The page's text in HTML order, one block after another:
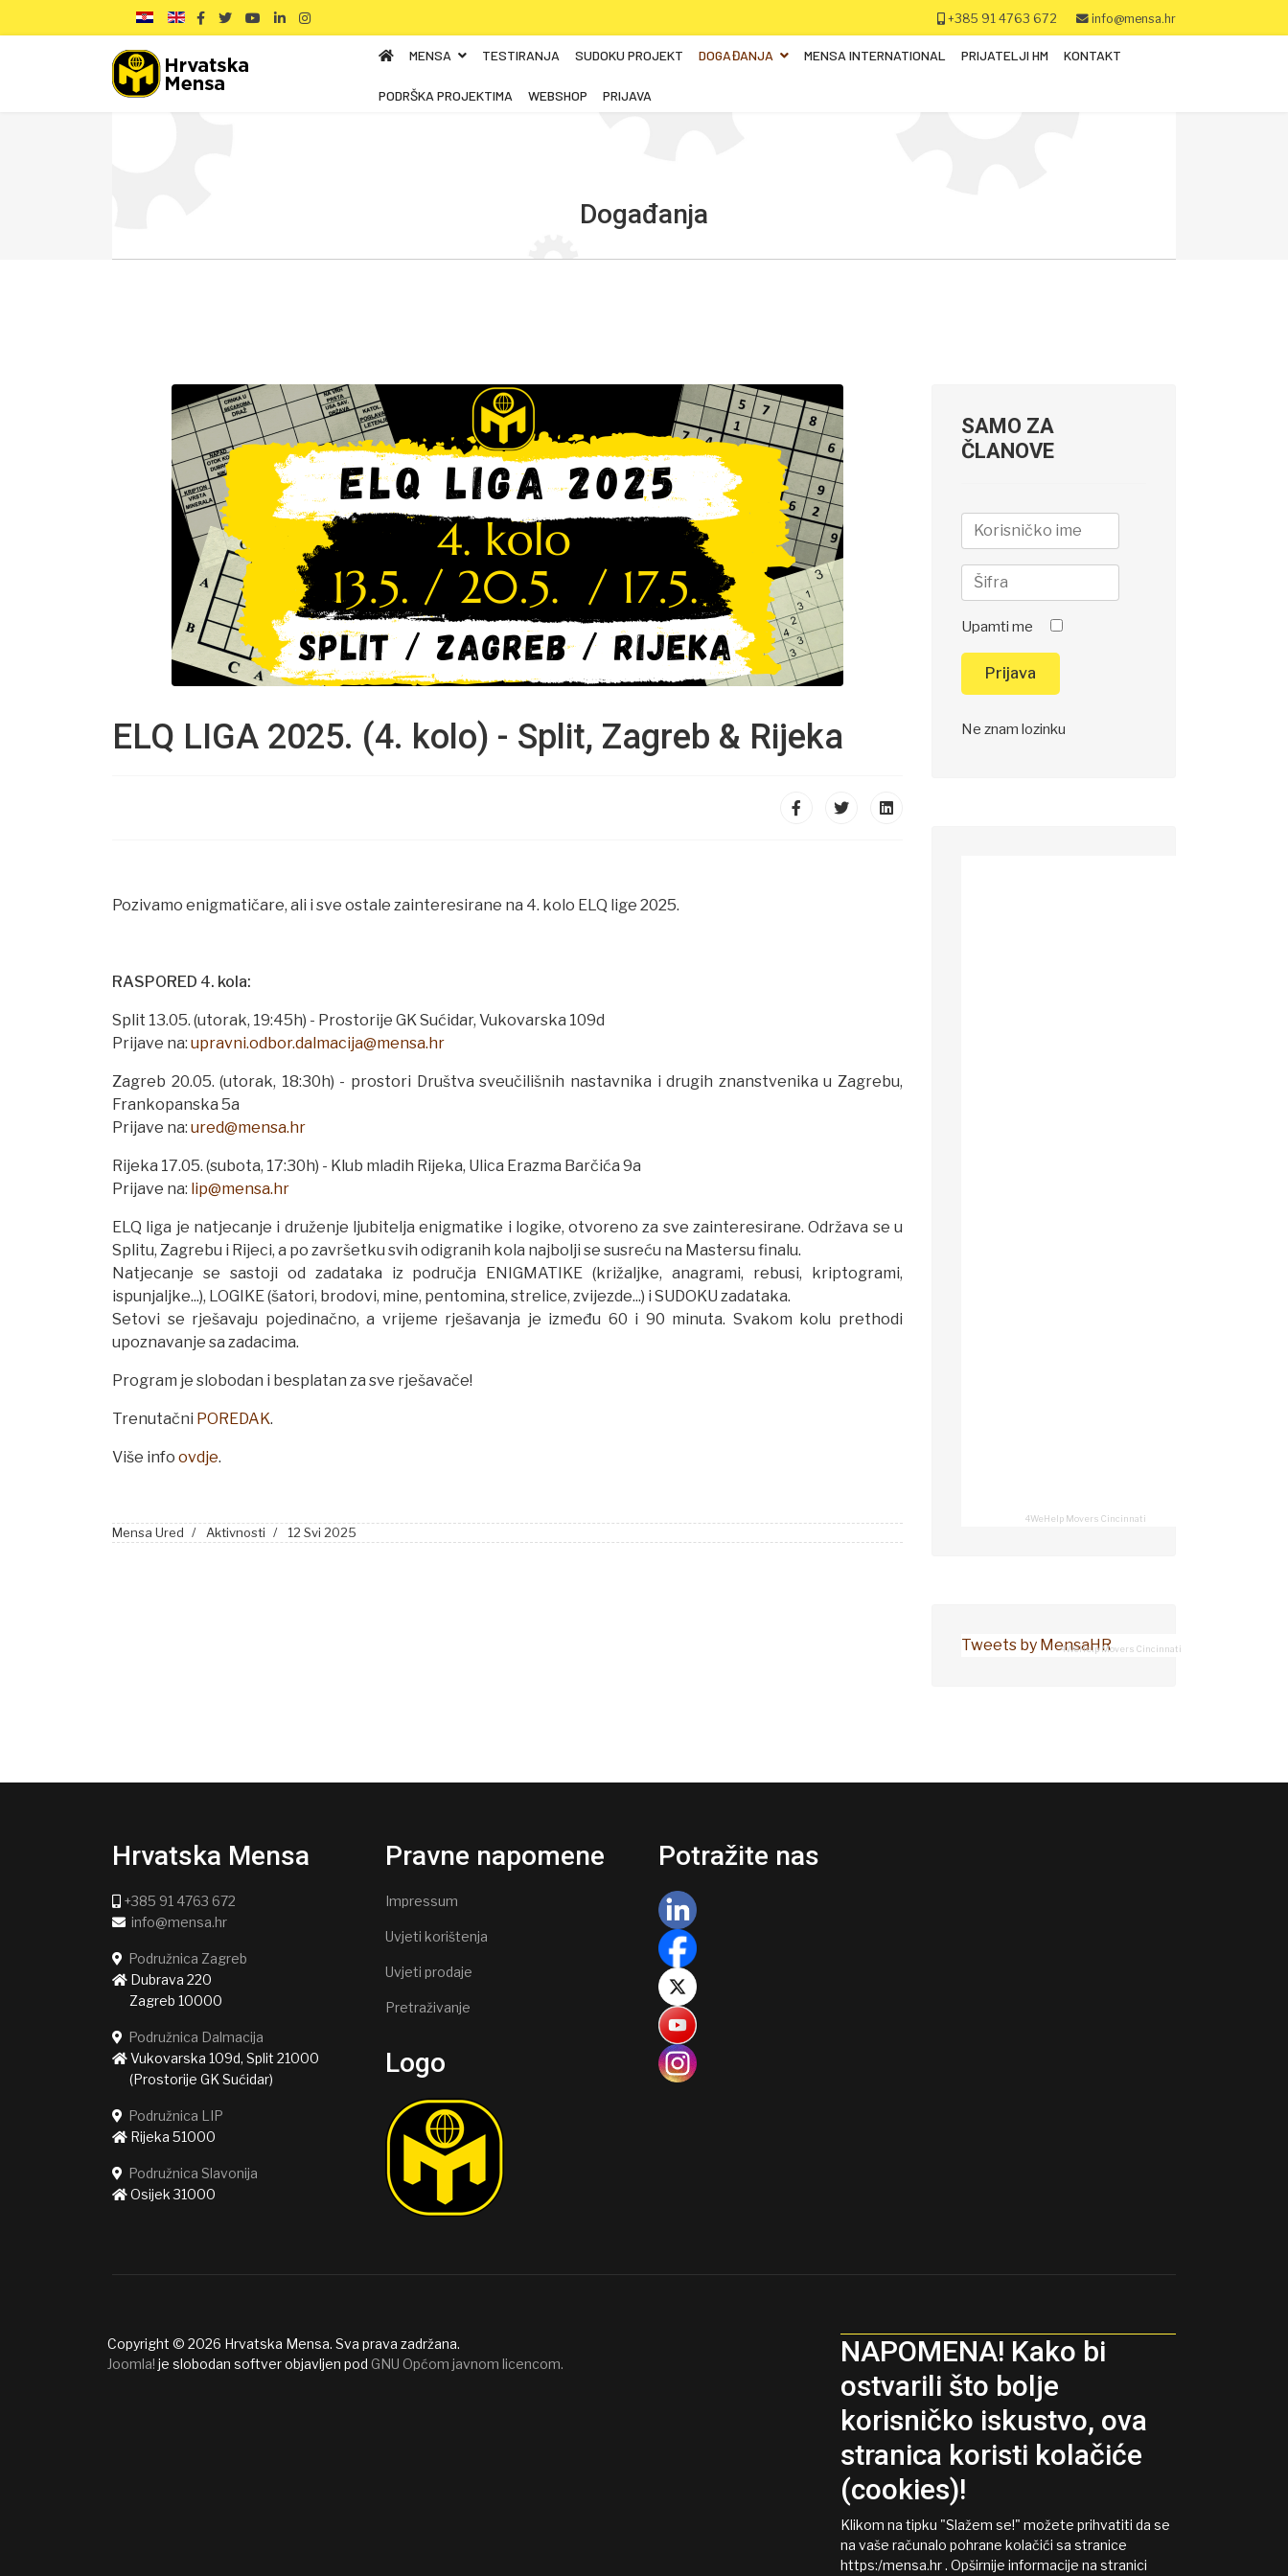
+385 91 4763 672 info@mensa.hr
MENSA TESTIRANJA SUDOKU PROJEKT DOGAĐANJA MENSA INTERNATIONAL PRIJATELJI HM KONTAKT
PODRŠKA PROJEKTIMA WEBSHOP PRIJAVA
Događanja
ELQ LIGA 2025. (4. kolo) - Split, Zagreb & Rijeka
Pozivamo enigmatičare, ali i sve ostale zainteresirane na 4. kolo ELQ lige 2025.
RASPORED 4. kola:
Split 13.05. (utorak, 19:45h) - Prostorije GK Sućidar, Vukovarska 109d
Prijave na: upravni.odbor.dalmacija@mensa.hr
Zagreb 20.05. (utorak, 18:30h) - prostori Društva sveučilišnih nastavnika i drugih znanstvenika u Zagrebu,
Frankopanska 5a
Prijave na: ured@mensa.hr
Rijeka 17.05. (subota, 17:30h) - Klub mladih Rijeka, Ulica Erazma Barčića 9a
Prijave na: lip@mensa.hr
ELQ liga je natjecanje i druženje ljubitelja enigmatike i logike, otvoreno za sve zainteresirane. Održava se u
Splitu, Zagrebu i Rijeci, a po završetku svih odigranih kola najbolji se susreću na Mastersu finalu.
Natjecanje se sastoji od zadataka iz područja ENIGMATIKE (križaljke, anagrami, rebusi, kriptogrami,
ispunjaljke...), LOGIKE (šatori, brodovi, mine, pentomina, strelice, zvijezde...) i SUDOKU zadataka.
Setovi se rješavaju pojedinačno, a vrijeme rješavanja je između 60 i 90 minuta. Svakom kolu prethodi
upoznavanje sa zadacima.
Program je slobodan i besplatan za sve rješavače!
Trenutačni POREDAK.
Više info ovdje.
Mensa Ured Aktivnosti 12 Svi 2025
SAMO ZA
ČLANOVE
Upamti me
Prijava
Ne znam lozinku
4WeHelp Movers Cincinnati
Tweets by MensaHR4WeHelp Movers Cincinnati
Hrvatska Mensa
+385 91 4763 672
info@mensa.hr
Podružnica Zagreb
Dubrava 220
Zagreb 10000
Podružnica Dalmacija
Vukovarska 109d, Split 21000
(Prostorije GK Sućidar)
Podružnica LIP
Rijeka 51000
Podružnica Slavonija
Osijek 31000
Pravne napomene
Impressum
Uvjeti korištenja
Uvjeti prodaje
Pretraživanje
Logo
Potražite nas
Copyright © 2026 Hrvatska Mensa. Sva prava zadržana.
Joomla! je slobodan softver objavljen pod GNU Općom javnom licencom.
NAPOMENA! Kako bi
ostvarili što bolje
korisničko iskustvo, ova
stranica koristi kolačiće
(cookies)!
Klikom na tipku "Slažem se!" možete prihvatiti da se
na vaše računalo pohrane kolačići sa stranice
https:/mensa.hr . Opširnije informacije na stranici